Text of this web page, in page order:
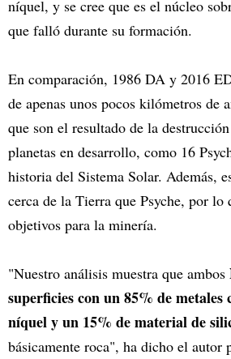
níquel, y se cree que es el núcleo
que falló durante su formación.
En comparación, 1986 DA y 2016
de apenas unos pocos kilómetros de
que son el resultado de la
planetas en desarrollo, como 16
historia del Sistema Solar. Además,
cerca de la Tierra que Psyche, por lo
objetivos para la minería.
"Nuestro análisis muestra que ambos
superficies con un 85% de
níquel y un 15% de material de
básicamente roca", ha dicho el autor